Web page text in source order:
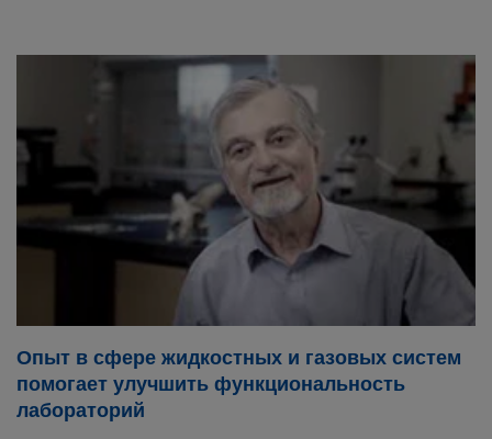
Опыт в сфере жидкостных и газовых систем
помогает улучшить функциональность
лабораторий